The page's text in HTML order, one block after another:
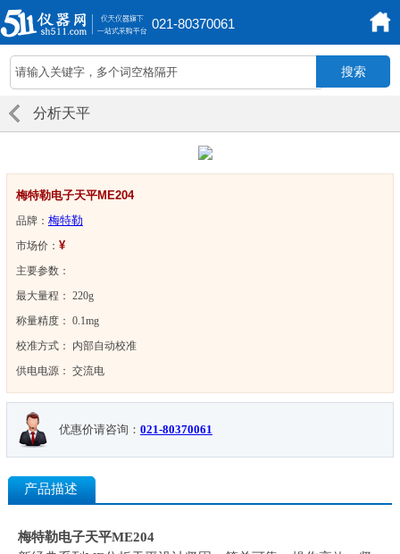
021-80370061
分析天平
梅特勒电子天平ME204
品牌： 梅特勒
市场价： ¥
主要参数：
最大量程： 220g
称量精度： 0.1mg
校准方式： 内部自动校准
供电电源： 交流电
优惠价请咨询： 021-80370061
产品描述
梅特勒电子天平ME204